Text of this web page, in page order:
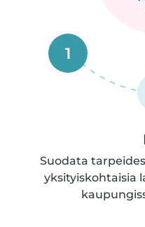
1
Suodata
yksityiskohtaisia